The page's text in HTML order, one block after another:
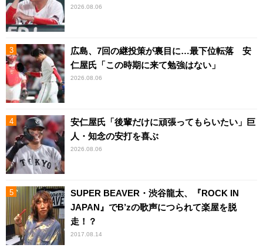
2026.08.06
広島、7回の継投策が裏目に…最下位転落 安
仁屋氏「この時期に来て勉強はない」
2026.08.06
安仁屋氏「後輩だけに頑張ってもらいたい」巨
人・知念の安打を喜ぶ
2026.08.06
SUPER BEAVER・渋谷龍太、『ROCK IN
JAPAN』でB’zの歌声につられて楽屋を脱
走！？
2017.08.14